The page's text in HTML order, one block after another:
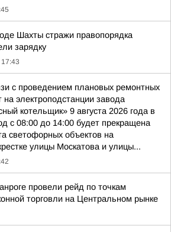
Шахты стражи правопорядка
зарядку
17:43
с проведением плановых ремонтных
на электроподстанции завода
котельщик» 9 августа 2026 года в
с 08:00 до 14:00 будет прекращена
светофорных объектов на
улицы Москатова и улицы...
провели рейд по точкам
торговли на Центральном рынке